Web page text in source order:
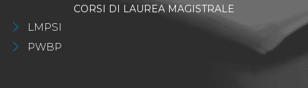
CORSI DI LAUREA MAGISTRALE
LMPSI
PWBP